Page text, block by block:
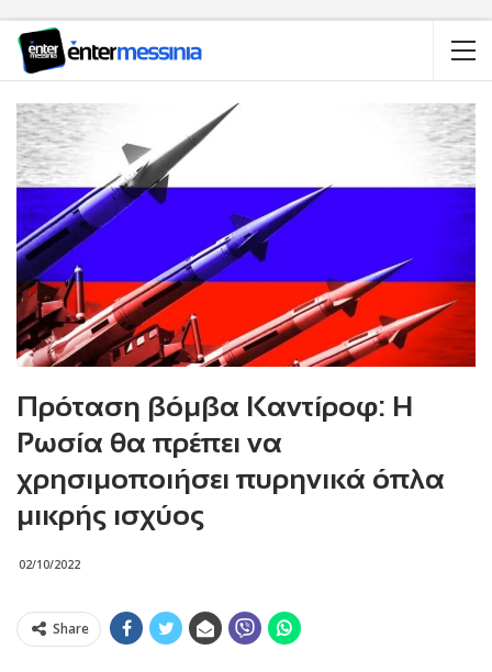
Πρόταση βόμβα Καντίροφ: Η
Ρωσία θα πρέπει να
χρησιμοποιήσει πυρηνικά όπλα
μικρής ισχύος
02/10/2022
Share